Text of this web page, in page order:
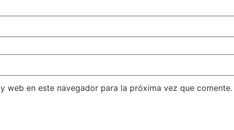
web en este navegador para la próxima vez que comente.